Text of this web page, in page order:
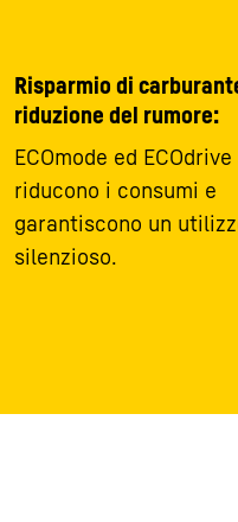
Risparmio di
riduzione del rumore:
ECOmode ed ECOdrive
riducono i consumi e
garantiscono un
silenzioso.